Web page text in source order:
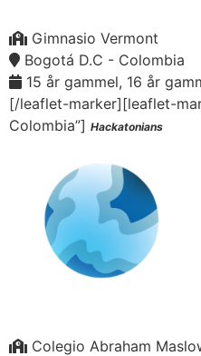
Gimnasio Vermont
Bogotá D.C - Colombia
15 år gammel, 16 år
[/leaflet-marker][leaflet-
Colombia”] Hackatonians
Colegio Abraham